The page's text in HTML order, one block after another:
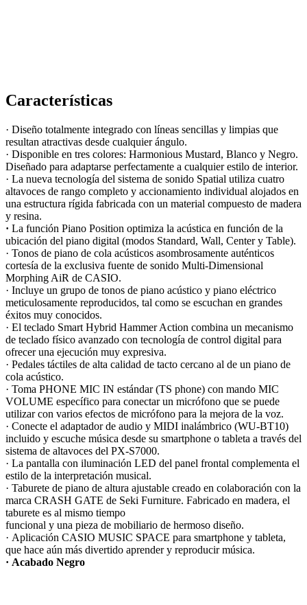
Características
· Diseño totalmente integrado con líneas sencillas y limpias que
resultan atractivas desde cualquier ángulo.
· Disponible en tres colores: Harmonious Mustard, Blanco y Negro.
Diseñado para adaptarse perfectamente a cualquier estilo de interior.
· La nueva tecnología del sistema de sonido Spatial utiliza cuatro
altavoces de rango completo y accionamiento individual alojados en
una estructura rígida fabricada con un material compuesto de madera
y resina.
· La función Piano Position optimiza la acústica en función de la
ubicación del piano digital (modos Standard, Wall, Center y Table).
· Tonos de piano de cola acústicos asombrosamente auténticos
cortesía de la exclusiva fuente de sonido Multi-Dimensional
Morphing AiR de CASIO.
· Incluye un grupo de tonos de piano acústico y piano eléctrico
meticulosamente reproducidos, tal como se escuchan en grandes
éxitos muy conocidos.
· El teclado Smart Hybrid Hammer Action combina un mecanismo
de teclado físico avanzado con tecnología de control digital para
ofrecer una ejecución muy expresiva.
· Pedales táctiles de alta calidad de tacto cercano al de un piano de
cola acústico.
· Toma PHONE MIC IN estándar (TS phone) con mando MIC
VOLUME específico para conectar un micrófono que se puede
utilizar con varios efectos de micrófono para la mejora de la voz.
· Conecte el adaptador de audio y MIDI inalámbrico (WU-BT10)
incluido y escuche música desde su smartphone o tableta a través del
sistema de altavoces del PX-S7000.
· La pantalla con iluminación LED del panel frontal complementa el
estilo de la interpretación musical.
· Taburete de piano de altura ajustable creado en colaboración con la
marca CRASH GATE de Seki Furniture. Fabricado en madera, el
taburete es al mismo tiempo
funcional y una pieza de mobiliario de hermoso diseño.
· Aplicación CASIO MUSIC SPACE para smartphone y tableta,
que hace aún más divertido aprender y reproducir música.
· Acabado Negro